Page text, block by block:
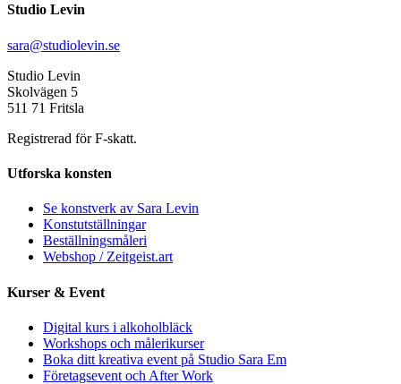
Studio Levin
sara@studiolevin.se
Studio Levin
Skolvägen 5
511 71 Fritsla
Registrerad för F-skatt.
Utforska konsten
Se konstverk av Sara Levin
Konstutställningar
Beställningsmåleri
Webshop / Zeitgeist.art
Kurser & Event
Digital kurs i alkoholbläck
Workshops och målerikurser
Boka ditt kreativa event på Studio Sara Em
Företagsevent och After Work